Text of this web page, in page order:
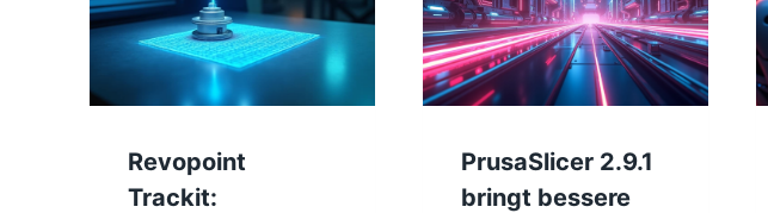
Revopoint
Trackit:
PrusaSlicer 2.9.1
bringt bessere